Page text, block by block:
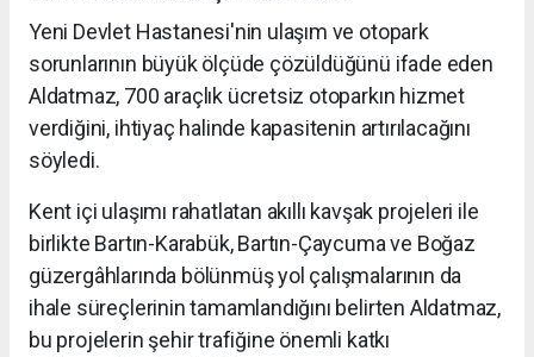
Yeni Devlet Hastanesi'nin ulaşım ve otopark
sorunlarının büyük ölçüde çözüldüğünü ifade eden
Aldatmaz, 700 araçlık ücretsiz otoparkın hizmet
verdiğini, ihtiyaç halinde kapasitenin artırılacağını
söyledi.
Kent içi ulaşımı rahatlatan akıllı kavşak projeleri ile
birlikte Bartın-Karabük, Bartın-Çaycuma ve Boğaz
güzergâhlarında bölünmüş yol çalışmalarının da
ihale süreçlerinin tamamlandığını belirten Aldatmaz,
bu projelerin şehir trafiğine önemli katkı